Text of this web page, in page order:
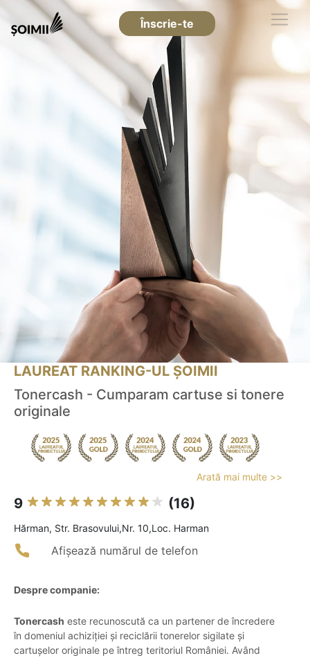
Înscrie-te
LAUREAT RANKING-UL ȘOIMII
Tonercash - Cumparam cartuse si tonere
originale
Arată mai multe >>
9 (16)
Hărman, Str. Brasovului,Nr. 10,Loc. Harman
Afișează numărul de telefon
Despre companie:
Tonercash este recunoscută ca un partener de încredere
în domeniul achiziției și reciclării tonerelor sigilate și
cartușelor originale pe întreg teritoriul României. Având